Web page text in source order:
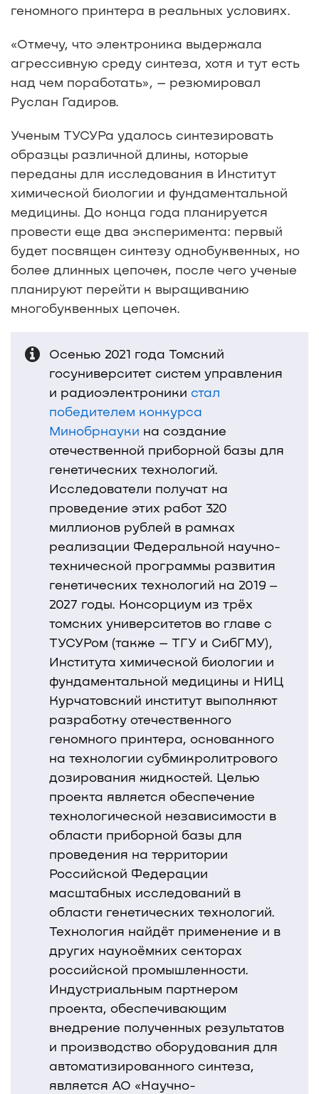
геномного принтера в реальных условиях.
«Отмечу, что электроника выдержала
агрессивную среду синтеза, хотя и тут есть
над чем поработать», – резюмировал
Руслан Гадиров.
Ученым ТУСУРа удалось синтезировать
образцы различной длины, которые
переданы для исследования в Институт
химической биологии и фундаментальной
медицины. До конца года планируется
провести еще два эксперимента: первый
будет посвящен синтезу однобуквенных, но
более длинных цепочек, после чего ученые
планируют перейти к выращиванию
многобуквенных цепочек.
Осенью 2021 года Томский
госуниверситет систем управления
и радиоэлектроники стал
победителем конкурса
Минобрнауки на создание
отечественной приборной базы для
генетических технологий.
Исследователи получат на
проведение этих работ 320
миллионов рублей в рамках
реализации Федеральной научно-
технической программы развития
генетических технологий на 2019 ‒
2027 годы. Консорциум из трёх
томских университетов во главе с
ТУСУРом (также – ТГУ и СибГМУ),
Института химической биологии и
фундаментальной медицины и НИЦ
Курчатовский институт выполняют
разработку отечественного
геномного принтера, основанного
на технологии субмикролитрового
дозирования жидкостей. Целью
проекта является обеспечение
технологической независимости в
области приборной базы для
проведения на территории
Российской Федерации
масштабных исследований в
области генетических технологий.
Технология найдёт применение и в
других наукоёмких секторах
российской промышленности.
Индустриальным партнером
проекта, обеспечивающим
внедрение полученных результатов
и производство оборудования для
автоматизированного синтеза,
является АО «Научно-